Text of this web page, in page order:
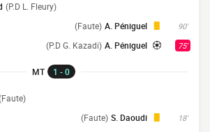
(P.D L. Fleury)
90'
A. Péniguel
(Faute)
75'
A. Péniguel
(P.D G. Kazadi)
MT 1 - 0
18'
S. Daoudi
(Faute)